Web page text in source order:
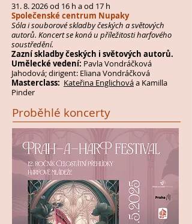
31. 8. 2026od 16 h a od 17 h
Společenské centrum Nupaky
Sóla i souborové skladby českých a světových
autorů. Koncert se koná u příležitosti harfového
soustředění.
Zazní skladby českých i světových autorů.
Umělecké vedení: Pavla Vondráčková
Jahodová; dirigent: Eliana Vondráčková
Masterclass: Kateřina Englichováa Kamilla
Pinder
Proběhlé koncerty